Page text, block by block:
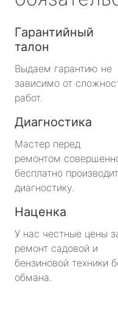
Гарантийный
талон
Выдаем гарантию не
зависимо от
работ.
Диагностика
Мастер перед
ремонтом
бесплатно производит
диагностику.
Наценка
У нас честные цены
ремонт садовой и
бензиновой техники
обмана.